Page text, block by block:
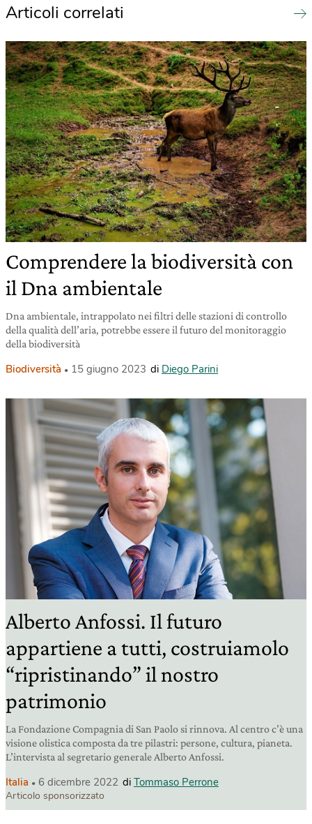
Articoli correlati
Comprendere la biodiversità con
il Dna ambientale
Dna ambientale, intrappolato nei filtri delle stazioni di controllo
della qualità dell’aria, potrebbe essere il futuro del monitoraggio
della biodiversità
Biodiversità 15 giugno 2023 di Diego Parini
Alberto Anfossi. Il futuro
appartiene a tutti, costruiamolo
“ripristinando” il nostro
patrimonio
La Fondazione Compagnia di San Paolo si rinnova. Al centro c’è una
visione olistica composta da tre pilastri: persone, cultura, pianeta.
L’intervista al segretario generale Alberto Anfossi.
Italia 6 dicembre 2022 di Tommaso Perrone
Articolo sponsorizzato